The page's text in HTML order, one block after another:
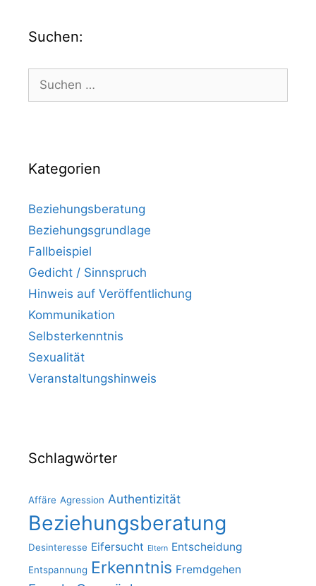
Suchen:
Kategorien
Beziehungsberatung
Beziehungsgrundlage
Fallbeispiel
Gedicht / Sinnspruch
Hinweis auf Veröffentlichung
Kommunikation
Selbsterkenntnis
Sexualität
Veranstaltungshinweis
Schlagwörter
Affäre Agression Authentizität
Beziehungsberatung
Desinteresse Eifersucht Eltern Entscheidung
Entspannung Erkenntnis Fremdgehen